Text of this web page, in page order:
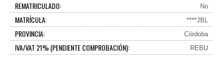
REMATRICULADO: No
MATRÍCULA: ****JBL
PROVINCIA: Córdoba
IVA/VAT 21% (PENDIENTE COMPROBACIÓN): REBU